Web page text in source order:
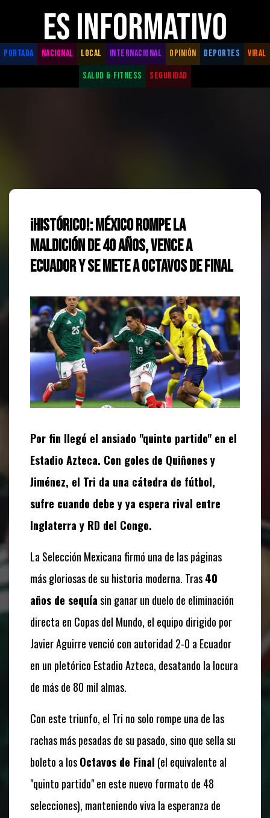
ES INFORMATIVO
PORTADA NACIONAL LOCAL INTERNACIONAL OPINIÓN DEPORTES
VIRAL
SALUD & FITNESS
SEGURIDAD
¡Histórico!: México rompe la
maldición de 40 años, vence a
Ecuador y se mete a Octavos de Final
Por fin llegó el ansiado "quinto partido" en el
Estadio Azteca. Con goles de Quiñones y
Jiménez, el Tri da una cátedra de fútbol,
sufre cuando debe y ya espera rival entre
Inglaterra y RD del Congo.
La Selección Mexicana firmó una de las páginas
más gloriosas de su historia moderna. Tras40
años de sequíasin ganar un duelo de eliminación
directa en Copas del Mundo, el equipo dirigido por
Javier Aguirre venció con autoridad 2-0 a Ecuador
en un pletórico Estadio Azteca, desatando la locura
de más de 80 mil almas.
Con este triunfo, el Tri no solo rompe una de las
rachas más pesadas de su pasado, sino que sella su
boleto a losOctavos de Final (el equivalente al
"quinto partido" en este nuevo formato de 48
selecciones), manteniendo viva la esperanza de